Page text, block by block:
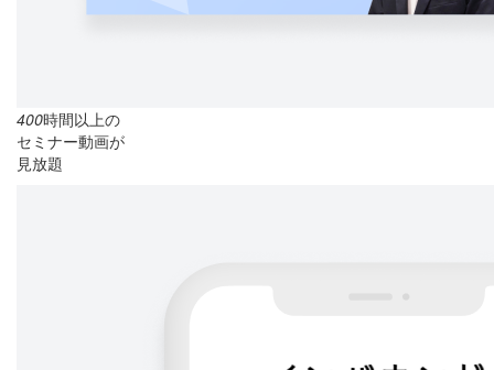
400時間以上の
セミナー動画が
見放題